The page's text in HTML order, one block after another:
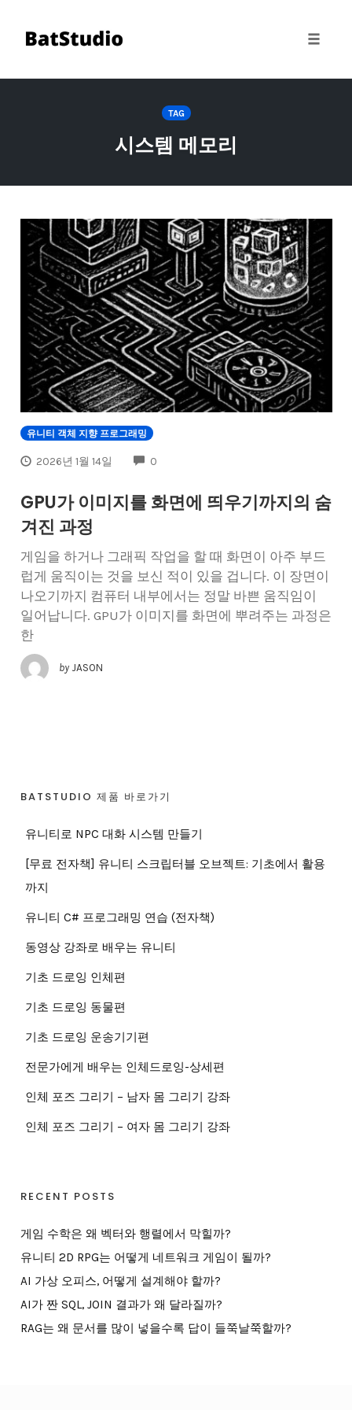
TAG
시스템 메모리
유니티 객체 지향 프로그래밍
2026년 1월 14일 0
GPU가 이미지를 화면에 띄우기까지의 숨
겨진 과정
게임을 하거나 그래픽 작업을 할 때 화면이 아주 부드
럽게 움직이는 것을 보신 적이 있을 겁니다. 이 장면이
나오기까지 컴퓨터 내부에서는 정말 바쁜 움직임이
일어납니다. GPU가 이미지를 화면에 뿌려주는 과정은
한
by JASON
BATSTUDIO 제품 바로가기
유니티로 NPC 대화 시스템 만들기
[무료 전자책] 유니티 스크립터블 오브젝트: 기초에서 활용
까지
유니티 C# 프로그래밍 연습 (전자책)
동영상 강좌로 배우는 유니티
기초 드로잉 인체편
기초 드로잉 동물편
기초 드로잉 운송기기편
전문가에게 배우는 인체드로잉-상세편
인체 포즈 그리기 – 남자 몸 그리기 강좌
인체 포즈 그리기 – 여자 몸 그리기 강좌
RECENT POSTS
게임 수학은 왜 벡터와 행렬에서 막힐까?
유니티 2D RPG는 어떻게 네트워크 게임이 될까?
AI 가상 오피스, 어떻게 설계해야 할까?
AI가 짠 SQL, JOIN 결과가 왜 달라질까?
RAG는 왜 문서를 많이 넣을수록 답이 들쭉날쭉할까?